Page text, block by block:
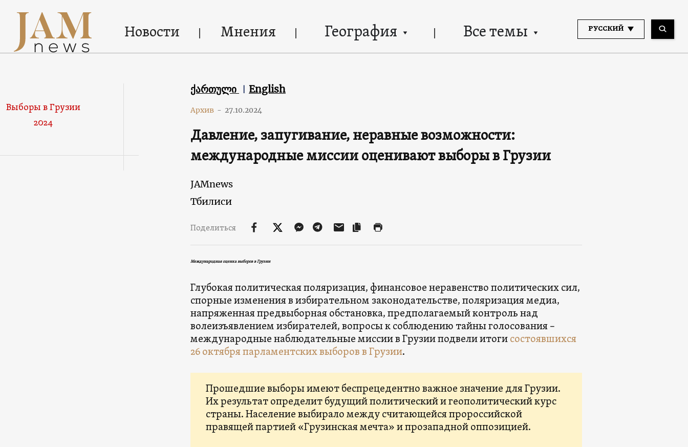
Новости Мнения География Все темы РУССКИЙ
Выборы в Грузии
2024
ქართული English
Архив - 27.10.2024
Давление, запугивание, неравные возможности:
международные миссии оценивают выборы в Грузии
JAMnews
Тбилиси
Поделиться
Международная оценка выборов в Грузии
Глубокая политическая поляризация, финансовое неравенство политических сил,
спорные изменения в избирательном законодательстве, поляризация медиа,
напряженная предвыборная обстановка, предполагаемый контроль над
волеизъявлением избирателей, вопросы к соблюдению тайны голосования –
международные наблюдательные миссии в Грузии подвели итогисостоявшихся
26 октября парламентских выборов в Грузии.
Прошедшие выборы имеют беспрецедентно важное значение для Грузии.
Их результат определит будущий политический и геополитический курс
страны. Население выбирало между считающейся пророссийской
правящей партией «Грузинская мечта» и прозападной оппозицией.